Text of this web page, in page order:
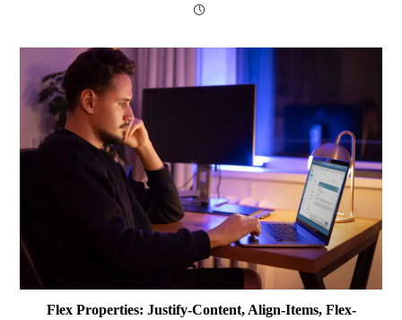
Flex Properties: Justify-Content, Align-Items, Flex-